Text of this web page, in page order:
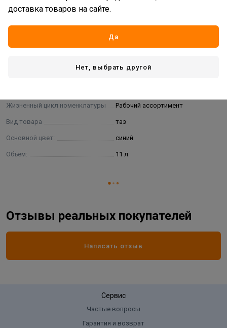
сезон – при переработке овощей, фруктов, ягод, грибов
и др.
Характеристики
Жизненный цикл номенклатуры Рабочий ассортимент
Вид товара таз
Основной цвет: синий
Объем: 11 л
Отзывы реальных покупателей
Написать отзыв
Сервис
Частые вопросы
Гарантия и возврат
доставка товаров на сайте.
Да
Нет, выбрать другой